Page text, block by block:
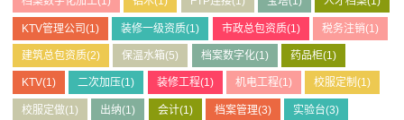
KTV管理公司(1) 装修一级资质(1) 市政总包资质(1) 税务注销(1)
建筑总包资质(2) 保温水箱(5) 档案数字化(1) 药品柜(1)
KTV(1) 二次加压(1) 装修工程(1) 机电工程(1) 校服定制(1)
校服定做(1) 出纳(1) 会计(1) 档案管理(3) 实验台(3)